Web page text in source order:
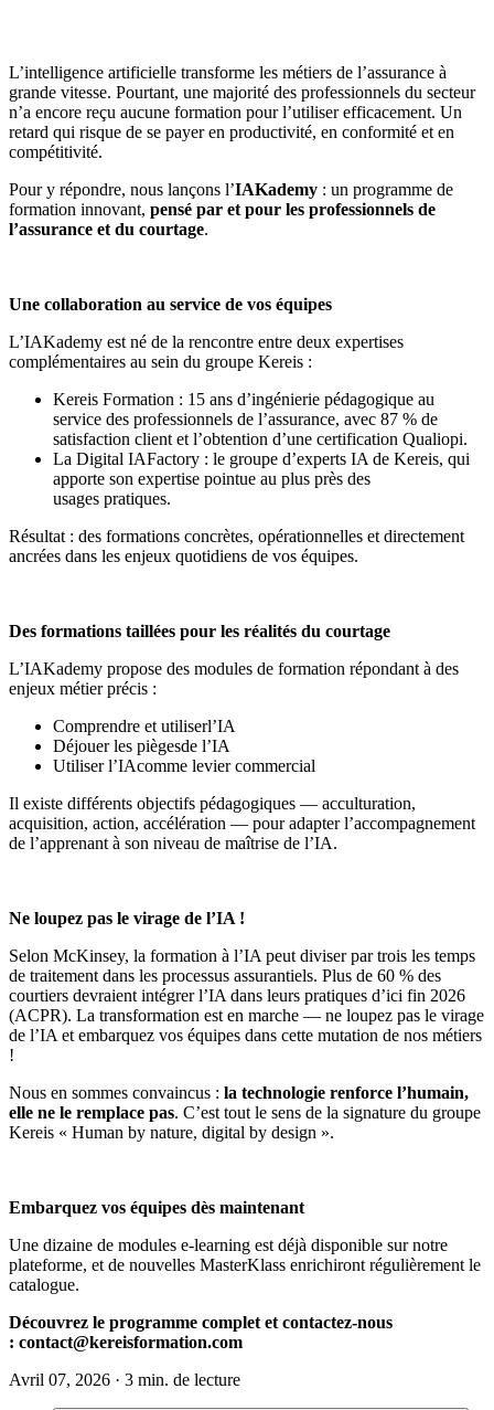
L’intelligence artificielle transforme les métiers de l’assurance à
grande vitesse. Pourtant, une majorité des professionnels du secteur
n’a encore reçu aucune formation pour l’utiliser efficacement. Un
retard qui risque de se payer en productivité, en conformité et en
compétitivité.
Pour y répondre, nous lançons l’IAKademy : un programme de
formation innovant, pensé par et pour les professionnels de
l’assurance et du courtage.
Une collaboration au service de vos équipes
L’IAKademy est né de la rencontre entre deux expertises
complémentaires au sein du groupe Kereis :
Kereis Formation : 15 ans d’ingénierie pédagogique au
service des professionnels de l’assurance, avec 87 % de
satisfaction client et l’obtention d’une certification Qualiopi.
La Digital IAFactory : le groupe d’experts IA de Kereis, qui
apporte son expertise pointue au plus près des
usages pratiques.
Résultat : des formations concrètes, opérationnelles et directement
ancrées dans les enjeux quotidiens de vos équipes.
Des formations taillées pour les réalités du courtage
L’IAKademy propose des modules de formation répondant à des
enjeux métier précis :
Comprendre et utiliserl’IA
Déjouer les piègesde l’IA
Utiliser l’IAcomme levier commercial
Il existe différents objectifs pédagogiques — acculturation,
acquisition, action, accélération — pour adapter l’accompagnement
de l’apprenant à son niveau de maîtrise de l’IA.
Ne loupez pas le virage de l’IA !
Selon McKinsey, la formation à l’IA peut diviser par trois les temps
de traitement dans les processus assurantiels. Plus de 60 % des
courtiers devraient intégrer l’IA dans leurs pratiques d’ici fin 2026
(ACPR). La transformation est en marche — ne loupez pas le virage
de l’IA et embarquez vos équipes dans cette mutation de nos métiers
!
Nous en sommes convaincus : la technologie renforce l’humain,
elle ne le remplace pas. C’est tout le sens de la signature du groupe
Kereis « Human by nature, digital by design ».
Embarquez vos équipes dès maintenant
Une dizaine de modules e-learning est déjà disponible sur notre
plateforme, et de nouvelles MasterKlass enrichiront régulièrement le
catalogue.
Découvrez le programme complet et contactez-nous
: contact@kereisformation.com
Avril 07, 2026 · 3 min. de lecture